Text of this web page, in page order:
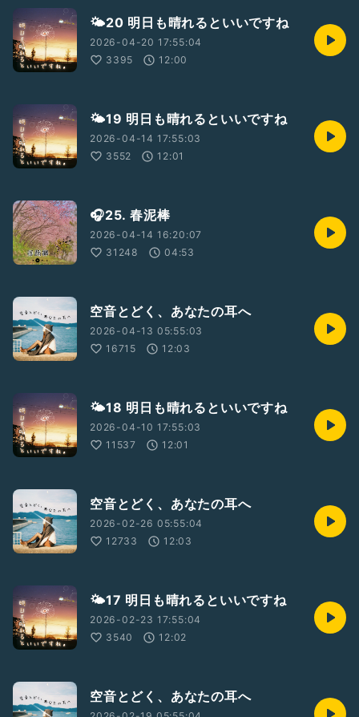
🌤20 明日も晴れるといいですね
2026-04-20 17:55:04
3395
12:00
🌤19 明日も晴れるといいですね
2026-04-14 17:55:03
3552
12:01
🎧25. 春泥棒
2026-04-14 16:20:07
31248
04:53
空音とどく、あなたの耳へ
2026-04-13 05:55:03
16715
12:03
🌤18 明日も晴れるといいですね
2026-04-10 17:55:03
11537
12:01
空音とどく、あなたの耳へ
2026-02-26 05:55:04
12733
12:03
🌤17 明日も晴れるといいですね
2026-02-23 17:55:04
3540
12:02
空音とどく、あなたの耳へ